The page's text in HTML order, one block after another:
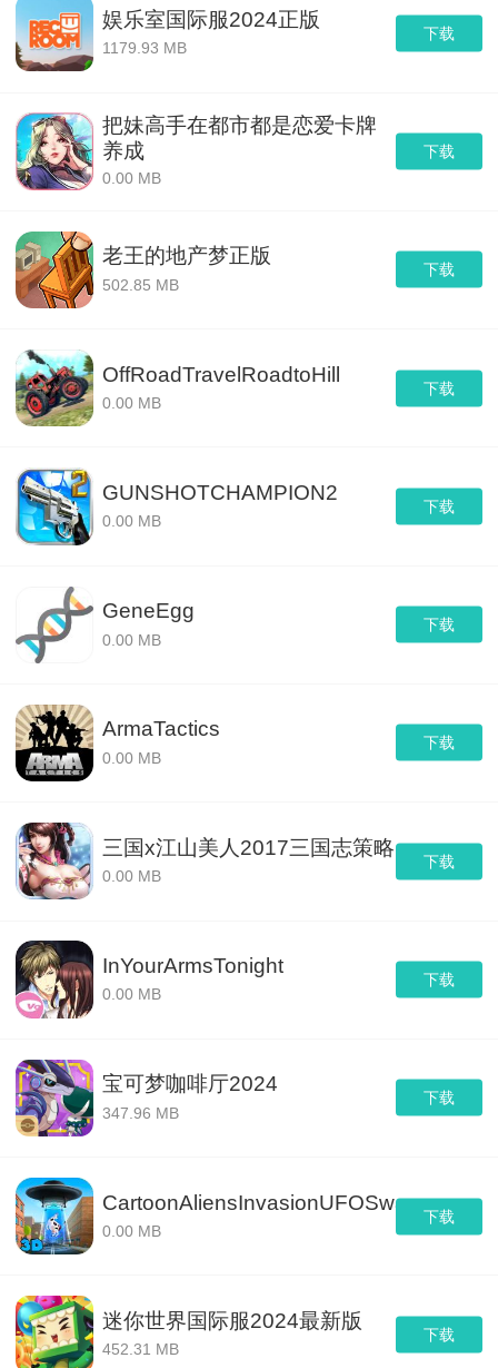
下载
娱乐室国际服2024正版
1179.93 MB
下载
把妹高手在都市都是恋爱卡牌
养成
0.00 MB
下载
老王的地产梦正版
502.85 MB
下载
OffRoadTravelRoadtoHill
0.00 MB
下载
GUNSHOTCHAMPION2
0.00 MB
下载
GeneEgg
0.00 MB
下载
ArmaTactics
0.00 MB
下载
三国x江山美人2017三国志策略
0.00 MB
下载
InYourArmsTonight
0.00 MB
下载
宝可梦咖啡厅2024
347.96 MB
下载
0.00 MB
下载
迷你世界国际服2024最新版
452.31 MB